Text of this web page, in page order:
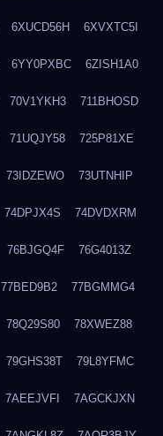
6XUCD56H 6XVXTC5I
6YY0PXBC 6ZISH1A0
70V1YKH3 711BHOSD
71UQJY58 725P81XE
73IDZEWO 73UTNHIP
74DPJX4S 74DVDXRM
76BJGQ4F 76G4013Z
77BED9B2 77BGMMG4
78Q29S80 78XWEZ88
79GHS38T 79L8YFMC
7AEEJVFI 7AGCKJXN